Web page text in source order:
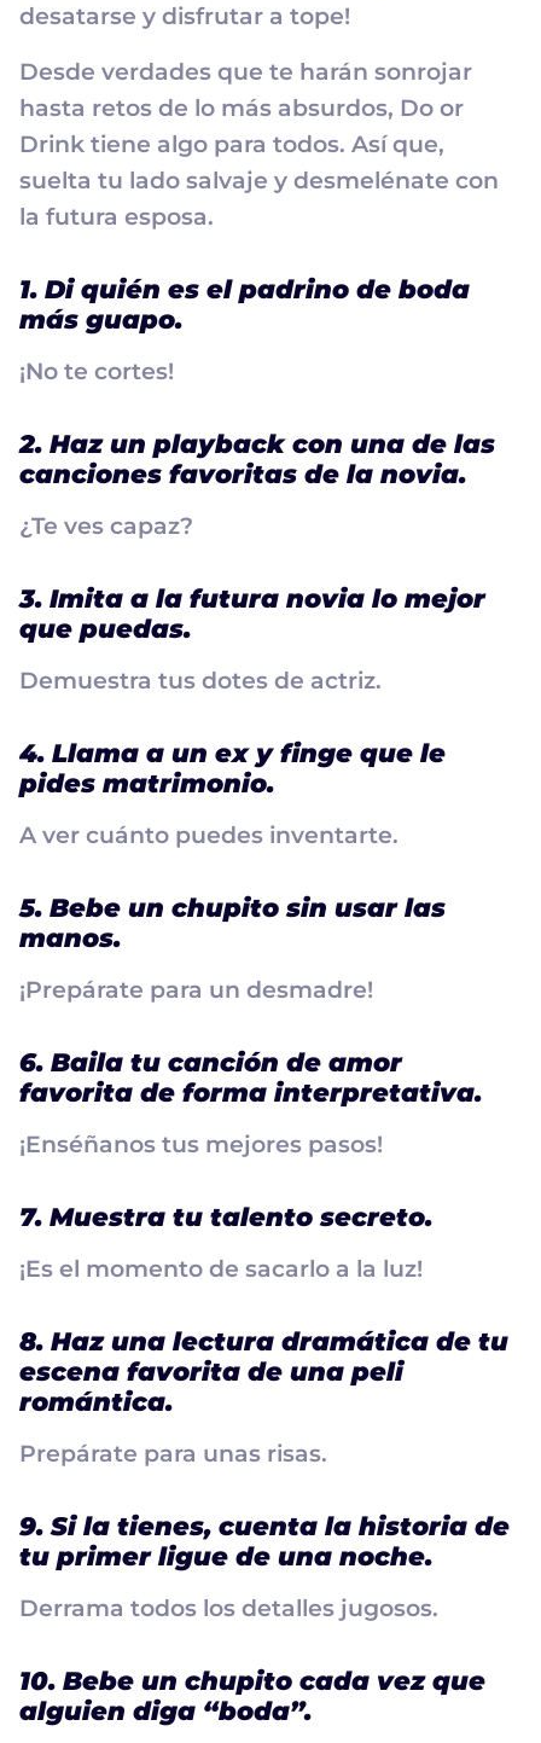
desatarse y disfrutar a tope!
Desde verdades que te harán sonrojar
hasta retos de lo más absurdos, Do or
Drink tiene algo para todos. Así que,
suelta tu lado salvaje y desmelénate con
la futura esposa.
1. Di quién es el padrino de boda
más guapo.
¡No te cortes!
2. Haz un playback con una de las
canciones favoritas de la novia.
¿Te ves capaz?
3. Imita a la futura novia lo mejor
que puedas.
Demuestra tus dotes de actriz.
4. Llama a un ex y finge que le
pides matrimonio.
A ver cuánto puedes inventarte.
5. Bebe un chupito sin usar las
manos.
¡Prepárate para un desmadre!
6. Baila tu canción de amor
favorita de forma interpretativa.
¡Enséñanos tus mejores pasos!
7. Muestra tu talento secreto.
¡Es el momento de sacarlo a la luz!
8. Haz una lectura dramática de tu
escena favorita de una peli
romántica.
Prepárate para unas risas.
9. Si la tienes, cuenta la historia de
tu primer ligue de una noche.
Derrama todos los detalles jugosos.
10. Bebe un chupito cada vez que
alguien diga “boda”.